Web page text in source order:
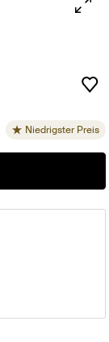
Niedrigster Preis